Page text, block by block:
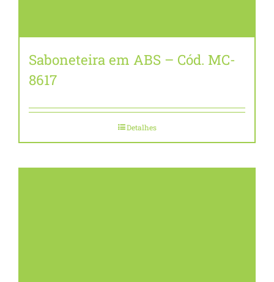
Saboneteira em ABS – Cód. MC-
8617
Detalhes